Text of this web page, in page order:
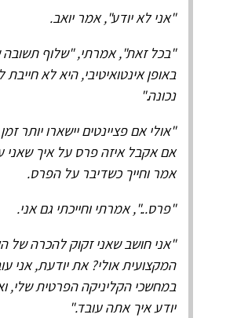
"אני לא יודע", אמר יואב.
"בכל זאת", אמרתי, "שלוף
באופן אינטואיטיבי, היא לא חייבת
נכונה."
"אולי אם פציינטים יישארו יותר
אם אקבל איזה פרס על איך שאני
אמר וחייך כשדיבר על הפרס.
"פרס...", אמרתי וחייכתי גם אני.
"אני חושב שאני זקוק להכרה של
המקצועית אולי? את יודעת, אני
במחשכי הקליניקה הפרטית שלי,
יודע איך אתה עובד."